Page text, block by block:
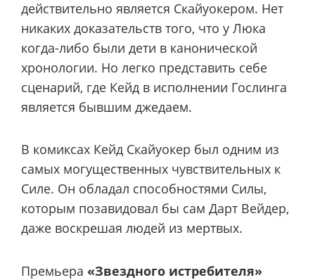
действительно является Скайуокером. Нет
никаких доказательств того, что у Люка
когда-либо были дети в канонической
хронологии. Но легко представить себе
сценарий, где Кейд в исполнении Гослинга
является бывшим джедаем.
В комиксах Кейд Скайуокер был одним из
самых могущественных чувствительных к
Силе. Он обладал способностями Силы,
которым позавидовал бы сам Дарт Вейдер,
даже воскрешая людей из мертвых.
Премьера «Звездного истребителя»